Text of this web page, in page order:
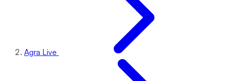
Agra Live